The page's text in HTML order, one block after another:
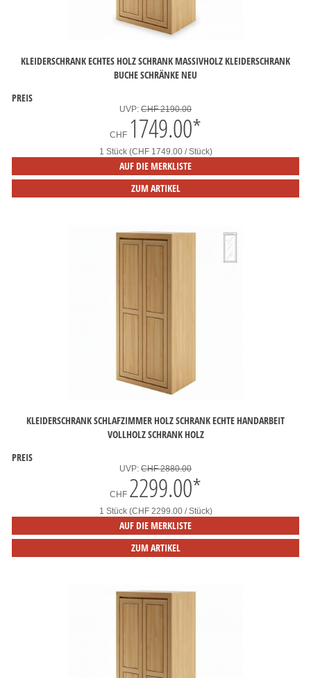
KLEIDERSCHRANK ECHTES HOLZ SCHRANK MASSIVHOLZ KLEIDERSCHRANK
BUCHE SCHRÄNKE NEU
PREIS
UVP: CHF 2190.00
CHF 1749.00*
1 Stück (CHF 1749.00 / Stück)
AUF DIE MERKLISTE
ZUM ARTIKEL
KLEIDERSCHRANK SCHLAFZIMMER HOLZ SCHRANK ECHTE HANDARBEIT
VOLLHOLZ SCHRANK HOLZ
PREIS
UVP: CHF 2880.00
CHF 2299.00*
1 Stück (CHF 2299.00 / Stück)
AUF DIE MERKLISTE
ZUM ARTIKEL